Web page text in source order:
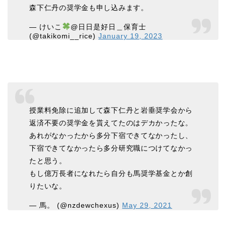
森下仁丹の奨学金も申し込みます。
— けいこ
@日日是好日＿保育士
(@takikomi__rice)January 19, 2023
授業料免除に追加して森下仁丹と岩垂奨学会から
返済不要の奨学金を貰えてたのはデカかったな。
あれがなかったから多分下宿できてなかったし、
下宿できてなかったら多分研究職につけてなかっ
たと思う。
もし億万長者になれたら自分も馬奨学基金とか創
りたいな。
— 馬。 (@nzdewchexus) May 29, 2021